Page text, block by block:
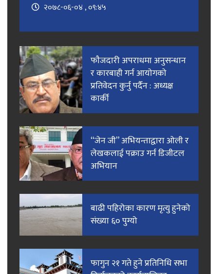
२०७८-०६-०४ , ०९:४५
फाैजदारी अपराधमा अनुसन्धान
र कारबाही गर्न आयाेगकाे
प्रतिवेदन कुर्नु पर्दैन : अध्यक्ष
कार्की
“जेन जी” अभियन्ताद्वारा ओली र
लेखकलाई पक्राउ गर्न डिजीटल
अभियान
बाढी पहिरोका कारण मृत्यु हुनेको
संख्या ६० पुग्यो
फागुन २१ गते हुने प्रतिनिधि सभा